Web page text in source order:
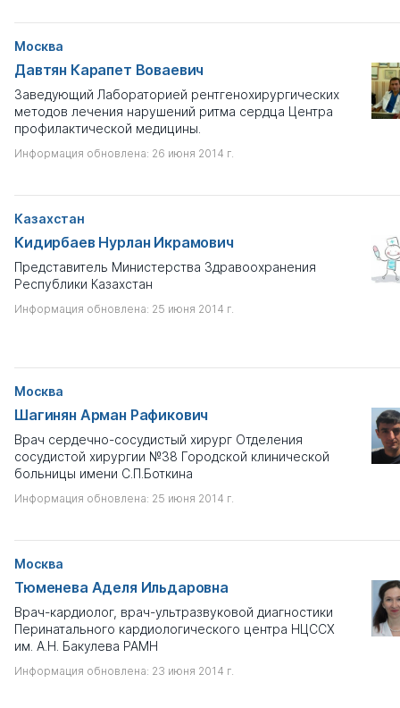
Москва
Давтян Карапет Воваевич
Заведующий Лабораторией рентгенохирургических
методов лечения нарушений ритма сердца Центра
профилактической медицины.
Информация обновлена: 26 июня 2014 г.
Казахстан
Кидирбаев Нурлан Икрамович
Представитель Министерства Здравоохранения
Республики Казахстан
Информация обновлена: 25 июня 2014 г.
Москва
Шагинян Арман Рафикович
Врач сердечно-сосудистый хирург Отделения
сосудистой хирургии №38 Городской клинической
больницы имени С.П.Боткина
Информация обновлена: 25 июня 2014 г.
Москва
Тюменева Аделя Ильдаровна
Врач-кардиолог, врач-ультразвуковой диагностики
Перинатального кардиологического центра НЦССХ
им. А.Н. Бакулева РАМН
Информация обновлена: 23 июня 2014 г.